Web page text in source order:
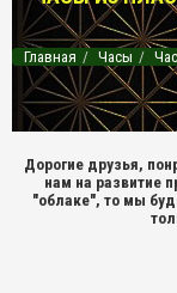
Главная Часы
Дорогие друзья,
нам на развитие
"облаке", то мы